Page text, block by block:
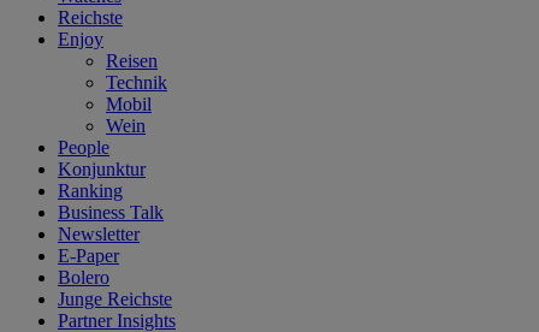
Reichste
Enjoy
Reisen
Technik
Mobil
Wein
People
Konjunktur
Ranking
Business Talk
Newsletter
E-Paper
Bolero
Junge Reichste
Partner Insights